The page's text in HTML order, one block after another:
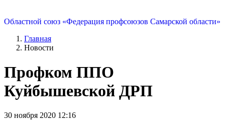
Областной союз «Федерация профсоюзов Самарской области»
Главная
Новости
Профком ППО
Куйбышевской ДРП
30 ноября 2020 12:16